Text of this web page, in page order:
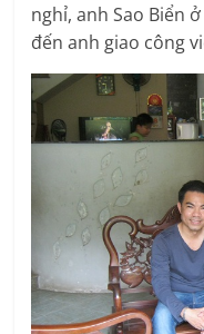
nghỉ, anh Sao Biển
đến anh giao công